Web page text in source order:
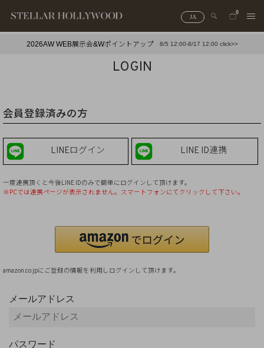
JA
0
2026AW WEB展示会&Wポイントアップ 8/5 12:00-8/17 12:00 click>>
LOGIN
会員登録済みの方
LINEログイン LINE ID連携
一度連携頂くと今後LINE IDのみで簡単にログインして頂けます。
※PCでは連携ページが表示されません。スマートフォンにてクリックして下さい。
amazon.co.jpにご登録の情報を利用しログインして頂けます。
メールアドレス
メールアドレス
パスワード